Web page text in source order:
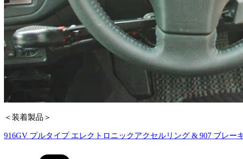
＜装着製品＞
916GV プルタイプ エレクトロニックアクセルリング & 907 ブレー